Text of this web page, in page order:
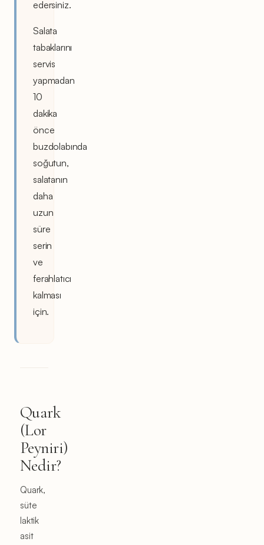
edersiniz.
Salata
tabaklarını
servis
yapmadan
10
dakika
önce
buzdolabında
soğutun,
salatanın
daha
uzun
süre
serin
ve
ferahlatıcı
kalması
için.
Quark
(Lor
Peyniri)
Nedir?
Quark,
süte
laktik
asit